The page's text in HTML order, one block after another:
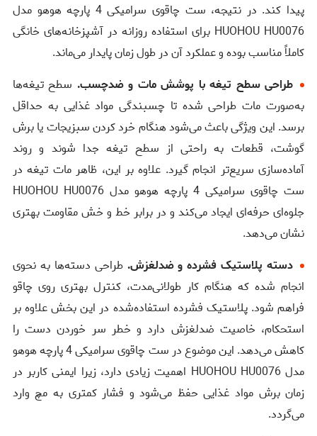
پیدا کند. در نتیجه، ست چاقوی سرامیکی 4 پارچه هوهو مدل
HUOHOU HU0076 برای استفاده روزانه در آشپزخانه‌های خانگی
کاملاً مناسب بوده و عملکرد آن در طول زمان پایدار می‌ماند.
طراحی سطح تیغه با پوشش مات و ضدچسب. سطح تیغه‌ها
به‌صورت مات طراحی شده تا چسبندگی مواد غذایی به حداقل
برسد. این ویژگی باعث می‌شود هنگام خرد کردن سبزیجات یا برش
گوشت، قطعات به راحتی از سطح تیغه جدا شوند و روند
آماده‌سازی سریع‌تر انجام گیرد. علاوه بر این، ظاهر مات تیغه در
ست چاقوی سرامیکی 4 پارچه هوهو مدل HUOHOU HU0076
جلوه‌ای حرفه‌ای ایجاد می‌کند و در برابر خط و خش مقاومت بهتری
نشان می‌دهد.
دسته پلاستیک فشرده و ضدلغزش. طراحی دسته‌ها به نحوی
انجام شده که هنگام کار طولانی‌مدت، کنترل بهتری روی چاقو
فراهم شود. پلاستیک فشرده استفاده‌شده در این بخش علاوه بر
استحکام، خاصیت ضدلغزش دارد و خطر سر خوردن دست را
کاهش می‌دهد. این موضوع در ست چاقوی سرامیکی 4 پارچه هوهو
مدل HUOHOU HU0076 اهمیت زیادی دارد، زیرا ایمنی کاربر در
زمان برش مواد غذایی حفظ می‌شود و فشار کمتری به مچ وارد
می‌گردد.